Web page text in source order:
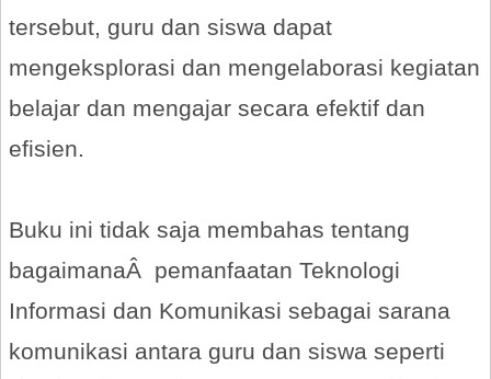
tersebut, guru dan siswa dapat
mengeksplorasi dan mengelaborasi kegiatan
belajar dan mengajar secara efektif dan
efisien.
Buku ini tidak saja membahas tentang
bagaimanaÂ pemanfaatan Teknologi
Informasi dan Komunikasi sebagai sarana
komunikasi antara guru dan siswa seperti